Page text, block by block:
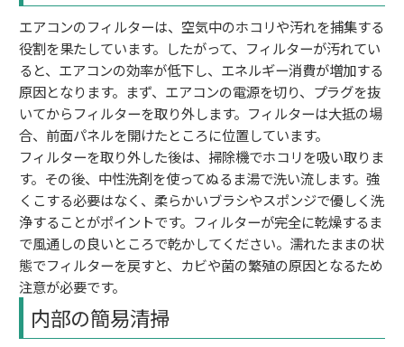
エアコンのフィルターは、空気中のホコリや汚れを捕集する
役割を果たしています。したがって、フィルターが汚れてい
ると、エアコンの効率が低下し、エネルギー消費が増加する
原因となります。まず、エアコンの電源を切り、プラグを抜
いてからフィルターを取り外します。フィルターは大抵の場
合、前面パネルを開けたところに位置しています。
フィルターを取り外した後は、掃除機でホコリを吸い取りま
す。その後、中性洗剤を使ってぬるま湯で洗い流します。強
くこする必要はなく、柔らかいブラシやスポンジで優しく洗
浄することがポイントです。フィルターが完全に乾燥するま
で風通しの良いところで乾かしてください。濡れたままの状
態でフィルターを戻すと、カビや菌の繁殖の原因となるため
注意が必要です。
内部の簡易清掃